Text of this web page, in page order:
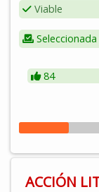
papel
como mantener
Viable
84
ACCIÓN